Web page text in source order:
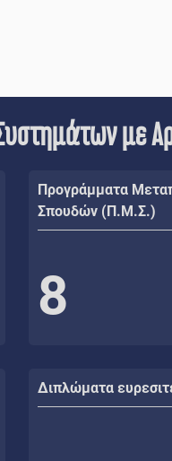
με
Προγράμματα
Σπουδών (Π.Μ.Σ.)
8
Διπλώματα